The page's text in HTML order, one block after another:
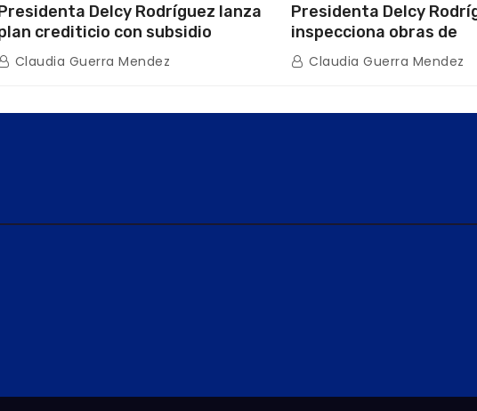
Delcy Rodríguez lanza
crediticio con subsidio
directo en encuentro con Juntas
Condominio
Claudia Guerra Mendez
Presidenta Delcy
inspecciona obras de
restauración en
tras afectaciones
Claudia Guerra Mendez